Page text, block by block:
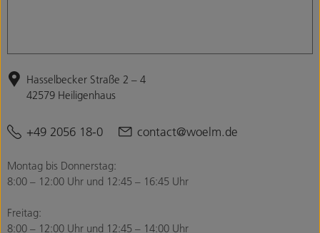
Hasselbecker Straße 2 – 4
42579 Heiligenhaus
+49 2056 18-0 contact@woelm.de
Montag bis Donnerstag:
8:00 – 12:00 Uhr und 12:45 – 16:45 Uhr
Freitag:
8:00 – 12:00 Uhr und 12:45 – 14:00 Uhr